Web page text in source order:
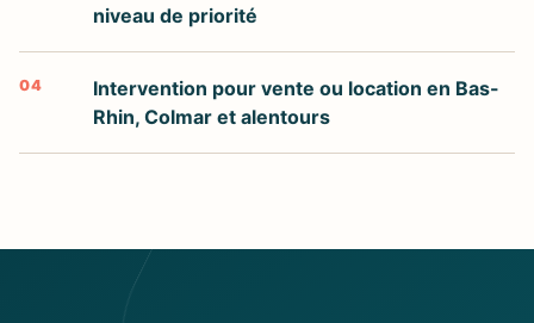
niveau de priorité
04
Intervention pour vente ou location en Bas-
Rhin, Colmar et alentours